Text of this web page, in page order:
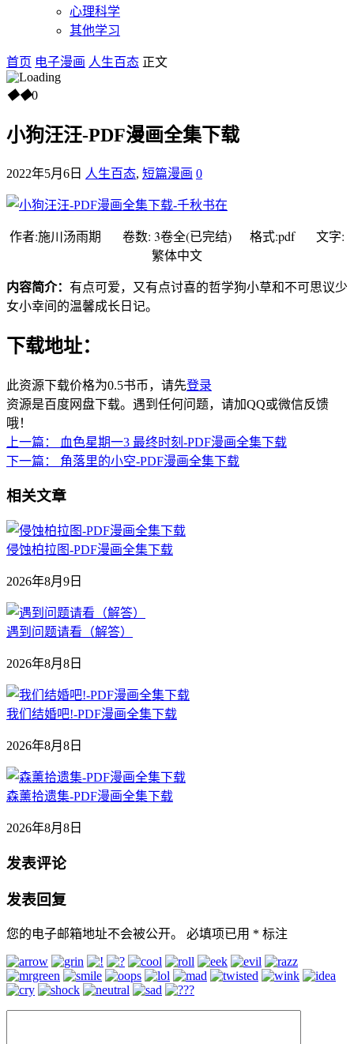
心理科学
其他学习
首页 电子漫画 人生百态 正文
◆◆0
小狗汪汪-PDF漫画全集下载
2022年5月6日 人生百态, 短篇漫画 0
作者:施川汤雨期 卷数: 3卷全(已完结) 格式:pdf 文字:
繁体中文
内容简介： 有点可爱，又有点讨喜的哲学狗小草和不可思议少
女小幸间的温馨成长日记。
下载地址：
此资源下载价格为0.5书币，请先登录
资源是百度网盘下载。遇到任何问题，请加QQ或微信反馈
哦！
上一篇：
血色星期一3 最终时刻-PDF漫画全集下载
下一篇：
角落里的小空-PDF漫画全集下载
相关文章
侵蚀柏拉图-PDF漫画全集下载
2026年8月9日
遇到问题请看（解答）
2026年8月8日
我们结婚吧!-PDF漫画全集下载
2026年8月8日
森薰拾遗集-PDF漫画全集下载
2026年8月8日
发表评论
发表回复
您的电子邮箱地址不会被公开。 必填项已用 * 标注